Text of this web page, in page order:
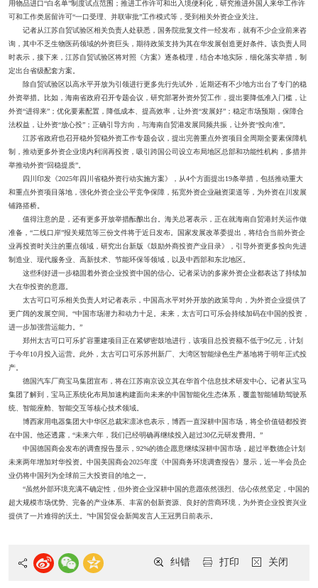
用物品进口“白名单”制度试点范围；推进工作许可和出入境便利化，研究推进外国人来华工作许
可和工作类居留许可“一口受理、并联审批”工作模式等，受到相关外资企业关注。
记者从江苏自贸试验区相关负责人处获悉，国务院批复文件一经发布，就有不少企业前来咨
询，其中不乏生物医药领域的外资巨头，期待政策支持为其在华发展创造更好条件。该负责人同
时表示，接下来，江苏自贸试验区将对照《方案》逐条梳理，结合本地实际，细化落实举措，制
定出台省级配套方案。
除自贸试验区以高水平开放为引领进行更多先行先试外，近期还有不少地方出台了专门的稳
外资举措。比如，海南省政府召开专题会议，研究部署外资外贸工作，提出要降低准入门槛，让
外资“进得来”；优化要素配置，降低成本、提高效率，让外资“发展好”；稳定市场预期，保障合
法权益，让外资“放心投”；正确引导方向，与海南自贸港发展同频共振，让外资“投向准”。
江苏省政府也召开稳外贸稳外资工作专题会议，提出完善重点外资项目全周期全要素保障机
制，推动更多外资企业境内利润再投资，吸引跨国公司设立布局地区总部和功能性机构，多措并
举推动外资“回稳提质”。
四川印发《2025年四川省稳外资行动实施方案》，从4个方面提出19条举措，包括推动重大
和重点外资项目落地，强化外资企业公平竞争保障，拓宽外资企业融资渠道等，为外资在川发展
铺路搭桥。
值得注意的是，还有更多开放举措酝酿出台。海关总署表示，正在就海南自贸港封关运作做
准备，“二线口岸”报关规范等三份文件将于近日发布。国家发展改革委提出，将结合当前外资企
业再投资时关注的重点领域，研究出台新版《鼓励外商投资产业目录》，引导外资更多投向先进
制造业、现代服务业、高新技术、节能环保等领域，以及中西部和东北地区。
这些利好进一步稳固着外资企业投资中国的信心。记者采访的多家外资企业都表达了持续加
大在华投资的意愿。
太古可口可乐相关负责人对记者表示，中国高水平对外开放的政策导向，为外资企业提供了
更广阔的发展空间。“中国市场潜力和动力十足。未来，太古可口可乐会持续加码在中国的投资，
进一步加强营运能力。”
郑州太古可口可乐扩容重建项目正在紧锣密鼓地进行，该项目总投资额不低于9亿元，计划
于今年10月投入运营。此外，太古可口可乐苏州新厂、大湾区智能绿色生产基地将于明年正式投
产。
德国汽车厂商宝马集团宣布，将在江苏南京设立其在华首个信息技术研发中心。记者从宝马
集团了解到，宝马正系统化布局加速构建面向未来的中国智能化生态体系，覆盖智能辅助驾驶系
统、智能座舱、智能交互等核心技术领域。
博西家用电器集团大中华区总裁宋凛冰也表示，博西一直深耕中国市场，将全价值链都投资
在中国。他还透露，“未来六年，我们已经明确再继续投入超过30亿元研发费用。”
中国德国商会发布的调查报告显示，92%的德企愿意继续深耕中国市场，超过半数德企计划
未来两年增加对华投资。中国美国商会2025年度《中国商务环境调查报告》显示，近一半会员企
业仍将中国列为全球前三大投资目的地之一。
“虽然外部环境充满不确定性，但外资企业深耕中国的意愿依然强烈、信心依然坚定，中国的
超大规模市场优势、完备的产业体系、丰富的创新资源、良好的营商环境，为外资企业投资兴业
提供了一片难得的沃土。”中国贸促会新闻发言人王冠男日前表示。
关闭
打印
纠错